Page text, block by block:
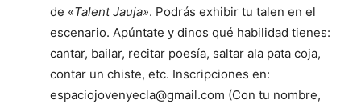
de «Talent Jauja». Podrás exhibir tu talen en el
escenario. Apúntate y dinos qué habilidad tienes:
cantar, bailar, recitar poesía, saltar ala pata coja,
contar un chiste, etc. Inscripciones en:
espaciojovenyecla@gmail.com (Con tu nombre,